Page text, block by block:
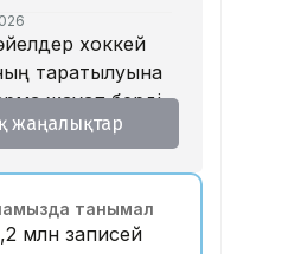
хоккей
таратылуына
жауап берді
етеді?
жаңалықтар
танымал
млн записей